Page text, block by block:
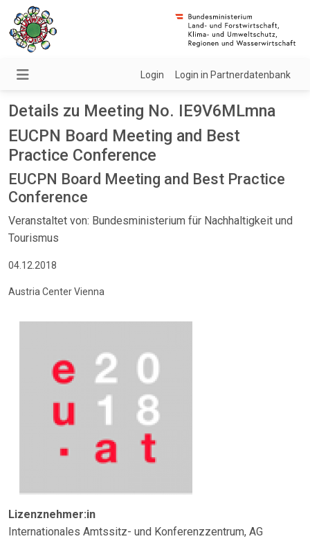
Login Login in Partnerdatenbank
Details zu Meeting No. IE9V6MLmna
EUCPN Board Meeting and Best
Practice Conference
EUCPN Board Meeting and Best Practice
Conference
Veranstaltet von: Bundesministerium für Nachhaltigkeit und
Tourismus
04.12.2018
Austria Center Vienna
Lizenznehmer:in
Internationales Amtssitz- und Konferenzzentrum, AG